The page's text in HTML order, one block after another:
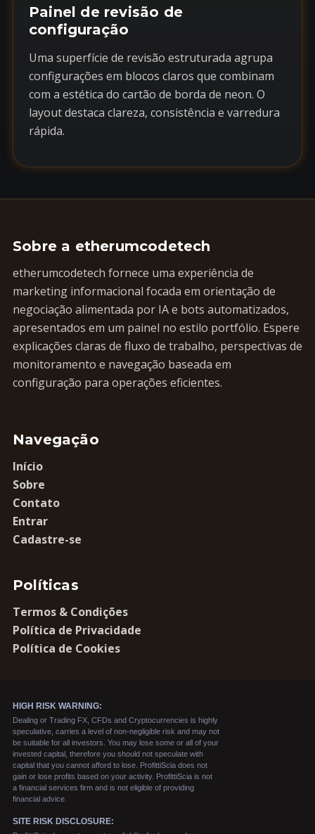
Painel de revisão de
configuração
Uma superfície de revisão estruturada agrupa
configurações em blocos claros que combinam
com a estética do cartão de borda de neon. O
layout destaca clareza, consistência e varredura
rápida.
Sobre a etherumcodetech
etherumcodetech fornece uma experiência de
marketing informacional focada em orientação de
negociação alimentada por IA e bots automatizados,
apresentados em um painel no estilo portfólio. Espere
explicações claras de fluxo de trabalho, perspectivas de
monitoramento e navegação baseada em
configuração para operações eficientes.
Navegação
Início
Sobre
Contato
Entrar
Cadastre-se
Políticas
Termos & Condições
Política de Privacidade
Política de Cookies